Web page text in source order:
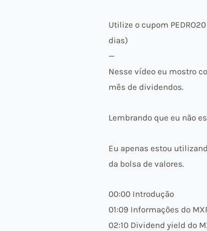
Utilize o cupom
dias)
—
Nesse vídeo eu mostro
mês de dividendos.
Lembrando que eu não
Eu apenas estou
da bolsa de valores.
00:00 Introdução
01:09 Informações do
02:10 Dividend yield do